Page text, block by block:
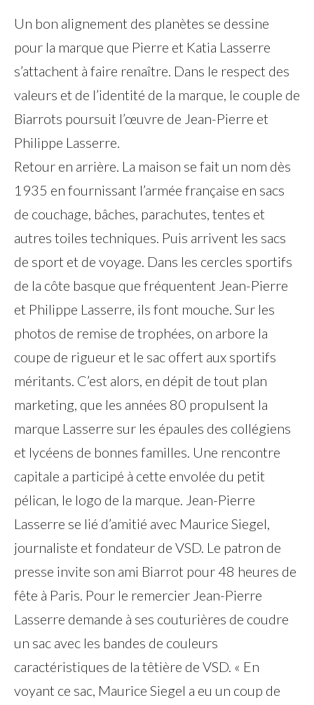
Un bon alignement des planètes se dessine
pour la marque que Pierre et Katia Lasserre
s’attachent à faire renaître. Dans le respect des
valeurs et de l’identité de la marque, le couple de
Biarrots poursuit l’œuvre de Jean-Pierre et
Philippe Lasserre.
Retour en arrière. La maison se fait un nom dès
1935 en fournissant l’armée française en sacs
de couchage, bâches, parachutes, tentes et
autres toiles techniques. Puis arrivent les sacs
de sport et de voyage. Dans les cercles sportifs
de la côte basque que fréquentent Jean-Pierre
et Philippe Lasserre, ils font mouche. Sur les
photos de remise de trophées, on arbore la
coupe de rigueur et le sac offert aux sportifs
méritants. C’est alors, en dépit de tout plan
marketing, que les années 80 propulsent la
marque Lasserre sur les épaules des collégiens
et lycéens de bonnes familles. Une rencontre
capitale a participé à cette envolée du petit
pélican, le logo de la marque. Jean-Pierre
Lasserre se lié d’amitié avec Maurice Siegel,
journaliste et fondateur de VSD. Le patron de
presse invite son ami Biarrot pour 48 heures de
fête à Paris. Pour le remercier Jean-Pierre
Lasserre demande à ses couturières de coudre
un sac avec les bandes de couleurs
caractéristiques de la têtière de VSD. « En
voyant ce sac, Maurice Siegel a eu un coup de